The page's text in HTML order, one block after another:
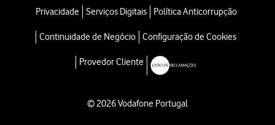
Privacidade Serviços Digitais Política Anticorrupção
Continuidade de Negócio Configuração de Cookies
Provedor Cliente
© 2026 Vodafone Portugal